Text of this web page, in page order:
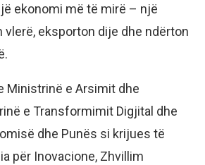
ekonomi më të mirë – një
vlerë, eksporton dije dhe ndërton
Ministrinë e Arsimit dhe
e Transformimit Digjital dhe
dhe Punës si krijues të
për Inovacione, Zhvillim